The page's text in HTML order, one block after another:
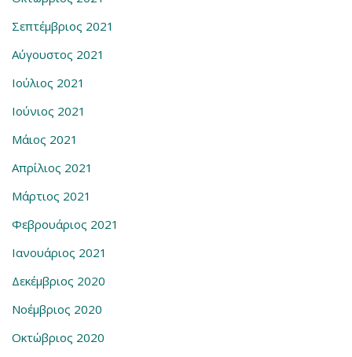
Σεπτέμβριος 2021
Αύγουστος 2021
Ιούλιος 2021
Ιούνιος 2021
Μάιος 2021
Απρίλιος 2021
Μάρτιος 2021
Φεβρουάριος 2021
Ιανουάριος 2021
Δεκέμβριος 2020
Νοέμβριος 2020
Οκτώβριος 2020